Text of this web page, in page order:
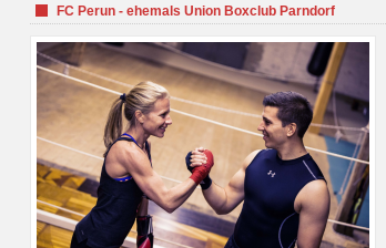
FC Perun - ehemals Union Boxclub Parndorf